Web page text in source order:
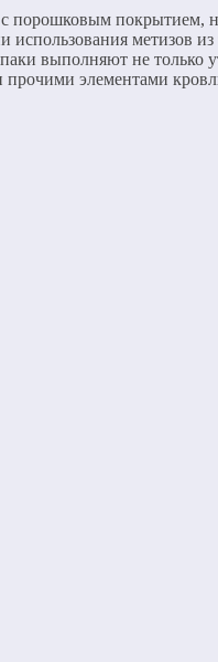
с порошковым
метизов
выполняют не только
прочими элементами